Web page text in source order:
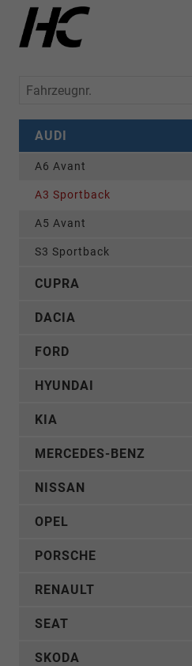
Fahrzeugnr.
AUDI
A6 Avant
A3 Sportback
A5 Avant
S3 Sportback
CUPRA
DACIA
FORD
HYUNDAI
KIA
MERCEDES-BENZ
NISSAN
OPEL
PORSCHE
RENAULT
SEAT
SKODA